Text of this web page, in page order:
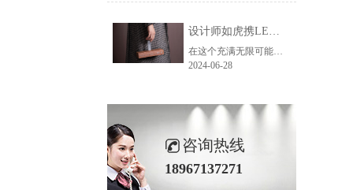
设计师如虎携LEMONLEE红雪松礼盒荣获第六届未来·已来香港新锐当代设计奖铜奖
在这个充满无限可能的2024年夏季，LEMONLEE品牌设计师如虎以其非凡的创意与对自然的深刻理解，精心打造的红雪松木球礼盒，在“2024未来·已来——第六届香港新锐当代设计奖”中摘得铜奖。这不仅是对设计师如虎原创设计能力的嘉奖，更是对LEMONLEE品牌的高度认可。
2024-06-28
咨询热线
18967137271